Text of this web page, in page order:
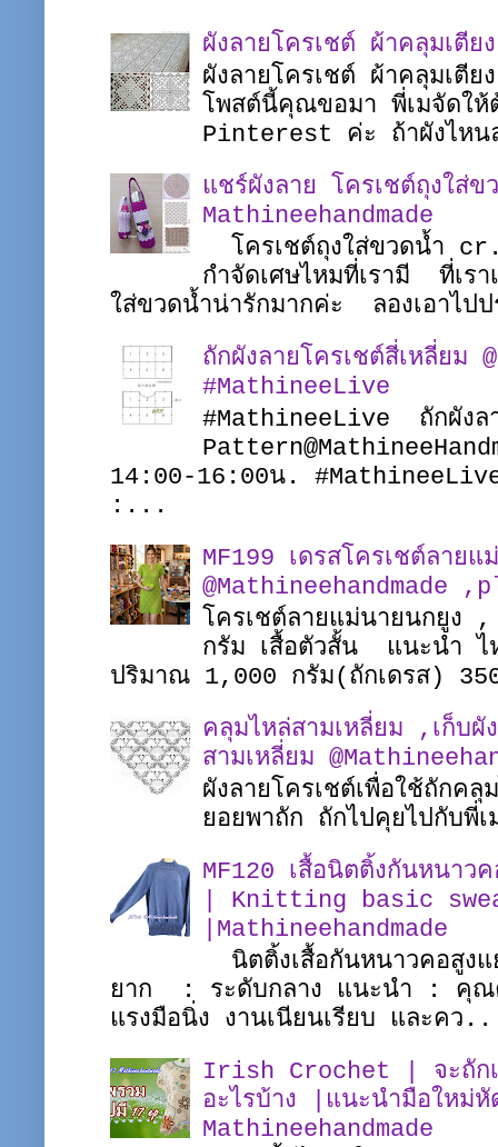
ผังลายโครเชต์ ผ้าคลุมเ
ผังลายโครเชต์ ผ้าคลุมเ
โพสต์นี้คุณขอมา พี่เมจัดใ
Pinterest ค่ะ ถ้าผังไหน
แชร์ผังลาย โครเชต์ถุงใส่ข
Mathineehandmade
โครเชต์ถุงใส่ขวดน้ำ
กำจัดเศษไหมที่เรามี ที่เร
ใส่ขวดน้ำน่ารักมากค่ะ ลองเอาไ
ถักผังลายโครเชต์สี่เหลี่ยม
#MathineeLive
#MathineeLive ถักผังล
14:00-16:00น.
:...
MF199 เดรสโครเชต์ลายแ
@Mathineehandmade
โครเชต์ลายแม่นายนกยูง
กรัม เสื้อตัวสั้น แนะนำ ไ
ปริมาณ 1,000 กรัม(ถักเดรส)
คลุมไหล่สามเหลี่ยม ,เก็บผั
สามเหลี่ยม
ผังลายโครเชต์เพื่อใช้ถักค
ยอยพาถัก ถักไปคุยไปกั
MF120 เสื้อนิตติ้งกันหนา
| Knitting basic
|Mathineehandmade
นิตติ้งเสื้อกันหนาวคอสูง
ยาก : ระดับกลาง แนะนำ : คุณค
แรงมือนิ่ง งานเนียนเรียบ และคว
Irish Crochet | จะถักเสื้
อะไรบ้าง |แนะนำมือใหม่
Mathineehandmade